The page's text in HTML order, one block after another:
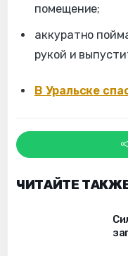
помещение;
аккуратно
рукой и
В Уральске
ЧИТАЙТЕ